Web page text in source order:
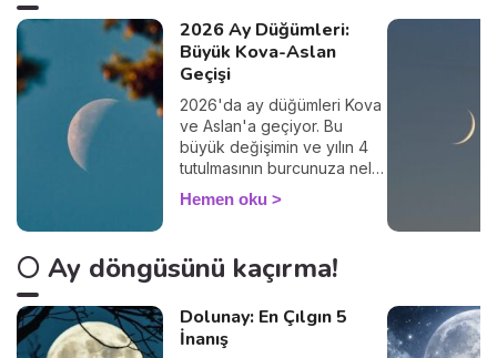
2026 Ay Düğümleri:
Büyük Kova-Aslan
Geçişi
2026'da ay düğümleri Kova
ve Aslan'a geçiyor. Bu
büyük değişimin ve yılın 4
tutulmasının burcunuza neler
getireceğini keşfedin.
Hemen oku
🌕 Ay döngüsünü kaçırma!
Dolunay: En Çılgın 5
İnanış